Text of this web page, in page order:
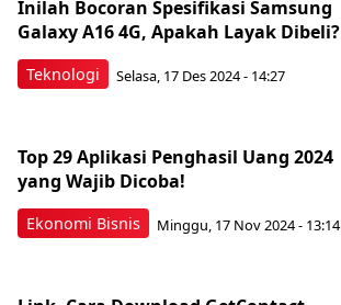
Teknologi
Inilah Bocoran Spesifikasi Samsung
Galaxy A16 4G, Apakah Layak Dibeli?
Selasa, 17 Des 2024 - 14:27
Ekonomi Bisnis
Top 29 Aplikasi Penghasil Uang 2024
yang Wajib Dicoba!
Minggu, 17 Nov 2024 - 13:14